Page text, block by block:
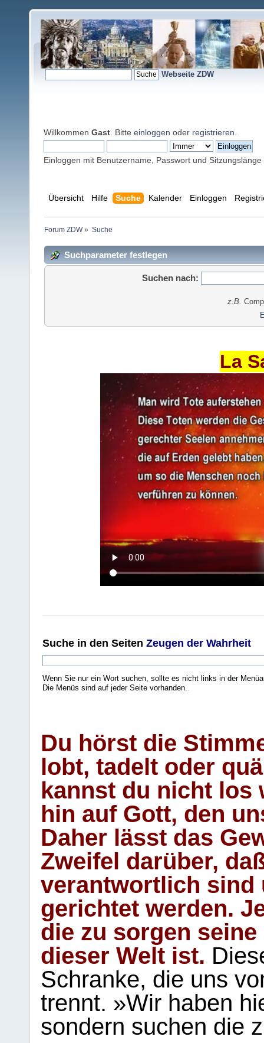
Webseite ZDW
Willkommen Gast . Bitte einloggen oder registrieren
Einloggen mit Benutzername, Passwort und Sitzungslänge
Übersicht Hilfe Suche Kalender Einloggen
Forum ZDW» Suche
Suchparameter festlegen
Suchen nach:
z.B.
La
Suche in den Seiten Zeugen der Wahrheit
Wenn Sie nur ein Wort suchen, sollte es nicht links in der
Die Menüs sind auf jeder Seite vorhanden..
Du hörst die
lobt, tadelt oder
kannst du nicht los
hin auf Gott, den
Daher lässt das
Zweifel darüber,
verantwortlich sind
gerichtet werden.
die zu sorgen
dieser Welt ist.
Schranke, die uns
trennt. »Wir haben
sondern suchen die